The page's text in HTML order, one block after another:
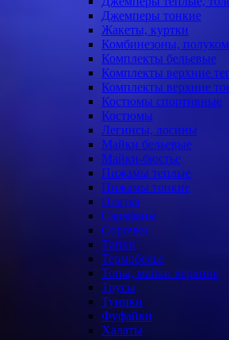
Джемперы тонкие
Жакеты, куртки
Комбинезоны,
Комплекты бельевые
Комплекты верхние
Комплекты верхние
Костюмы спортивные
Костюмы
Легинсы, лосины
Майки бельевые
Майки-бюстье
Пижамы теплые
Пижамы тонкие
Платья
Сарафаны
Сорочки
Тапки
Термобелье
Топы, майки верхние
Трусы
Туники
Фуфайки
Халаты